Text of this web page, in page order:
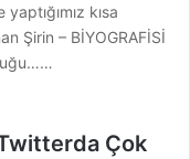
kısa
Şirin – BİYOGRAFİSİ
Çok